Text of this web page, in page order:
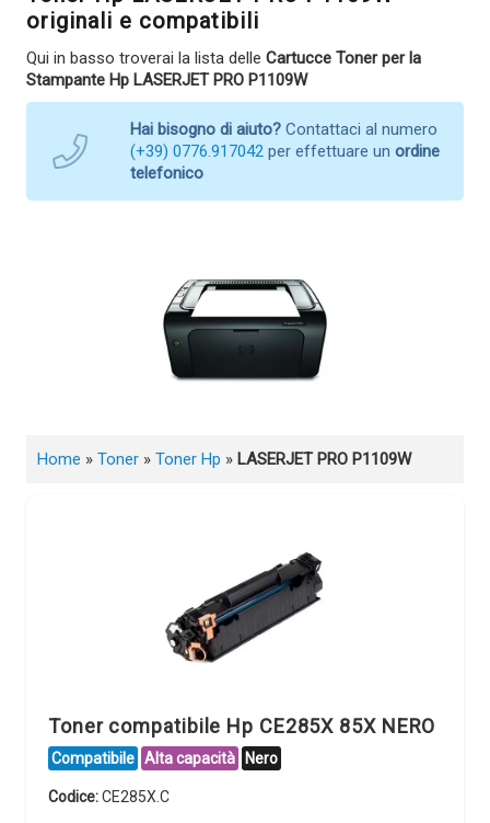
originali e compatibili
Qui in basso troverai la lista delle Cartucce Toner per la
Stampante Hp LASERJET PRO P1109W
Hai bisogno di aiuto? Contattaci al numero
(+39) 0776.917042 per effettuare un ordine
telefonico
Home » Toner » Toner Hp » LASERJET PRO P1109W
Toner compatibile Hp CE285X 85X NERO
Compatibile Alta capacità Nero
Codice:CE285X.C